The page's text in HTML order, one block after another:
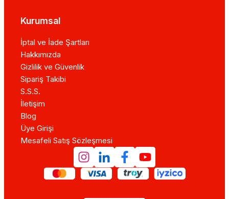
Kurumsal
İptal ve İade Şartları
Hakkımızda
Gizlilik ve Güvenlik
Sipariş Takibi
S.S.S.
İletişim
Blog
Üye Girişi
Mesafeli Satış Sözleşmesi